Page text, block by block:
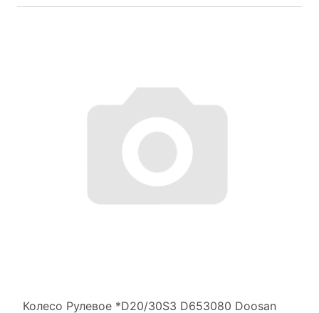
Колесо Рулевое *D20/30S3 D653080 Doosan